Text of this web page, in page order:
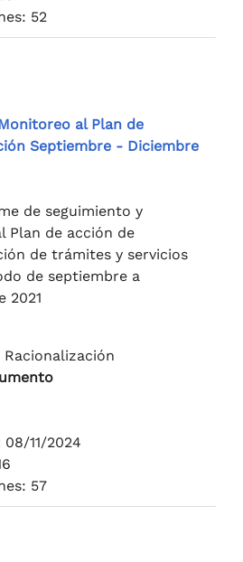
52
al Plan de
Septiembre - Diciembre
de seguimiento y
Plan de acción de
de trámites y servicios
de septiembre a
2021
08/11/2024
57